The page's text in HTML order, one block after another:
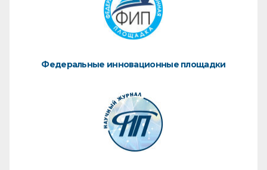
Федеральные инновационные площадки